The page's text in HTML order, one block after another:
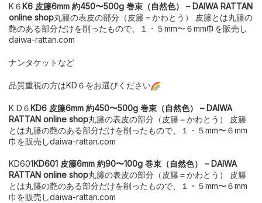
K６ K6 皮籐6mm 約450〜500g 巻束（自然色） – DAIWA RATTAN
online shop丸籐の表皮の部分（皮籐＝かわとう） 皮籐とは丸籐の
艶のある部分だけを削ったもので、１・５mm〜６mm巾を販売し
daiwa-rattan.com
ナンタケットなど
品質重視の方はKD６をお選びください
K D６ KD6 皮籐6mm 約450〜500g 巻束（自然色） – DAIWA
RATTAN online shop丸籐の表皮の部分（皮籐＝かわとう） 皮籐
とは丸籐の艶のある部分だけを削ったもので、１・５mm〜６mm
巾を販売しdaiwa-rattan.com
KD601 KD601 皮籐6mm 約90〜100g 巻束（自然色） – DAIWA
RATTAN online shop丸籐の表皮の部分（皮籐＝かわとう） 皮籐
とは丸籐の艶のある部分だけを削ったもので、１・５mm〜６mm
巾を販売しdaiwa-rattan.com